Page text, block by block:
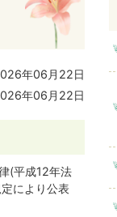
年06月22日
年06月22日
(平成12年法
により公表